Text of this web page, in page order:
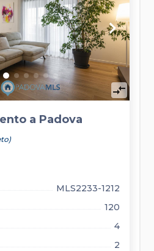
keyboard_arrow_right
compare_arrows
a Padova
MLS2233-1212
120
4
2